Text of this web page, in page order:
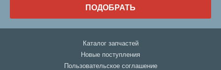
ПОДОБРАТЬ
Каталог запчастей
Новые поступления
Пользовательское соглашение